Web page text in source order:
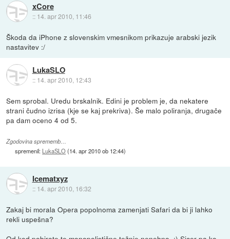
xCore
:: 14. apr 2010, 11:46
Škoda da iPhone z slovenskim vmesnikom prikazuje arabski jezik
nastavitev :/
LukaSLO
:: 14. apr 2010, 12:43
Sem sprobal. Uredu brskalnik. Edini je problem je, da nekatere
strani čudno izrisa (kje se kaj prekriva). Še malo poliranja, drugače
pa dam oceno 4 od 5.
Zgodovina sprememb…
spremenil: LukaSLO(14. apr 2010 ob 12:44)
Icematxyz
:: 14. apr 2010, 16:32
Zakaj bi morala Opera popolnoma zamenjati Safari da bi ji lahko
rekli uspešna?